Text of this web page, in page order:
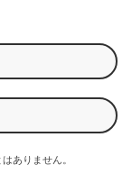
ありません。